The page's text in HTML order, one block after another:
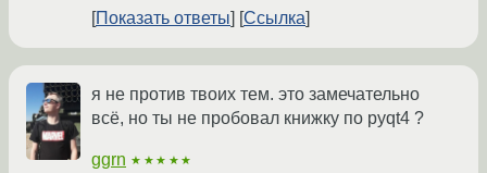
Показать ответы
Ссылка
я не против твоих тем. это замечательно
всё, но ты не пробовал книжку по pyqt4 ?
ggrn ★★★★★